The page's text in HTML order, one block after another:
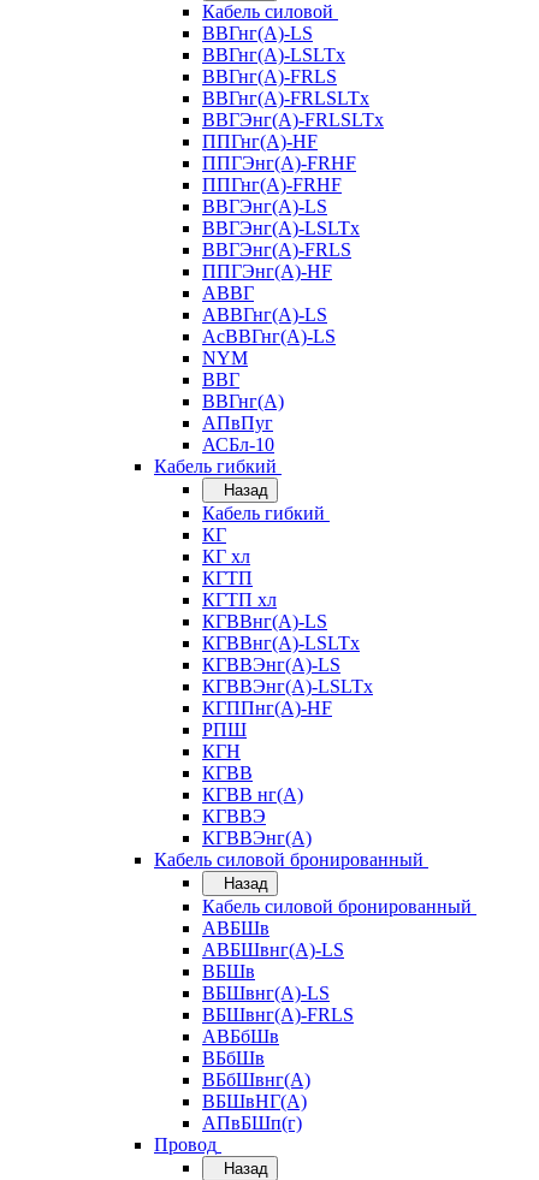
Кабель силовой
ВВГнг(А)-LS
ВВГнг(А)-LSLTx
ВВГнг(А)-FRLS
ВВГнг(А)-FRLSLTx
ВВГЭнг(А)-FRLSLTx
ППГнг(А)-HF
ППГЭнг(А)-FRHF
ППГнг(А)-FRHF
ВВГЭнг(А)-LS
ВВГЭнг(А)-LSLTx
ВВГЭнг(А)-FRLS
ППГЭнг(А)-HF
АВВГ
АВВГнг(А)-LS
АсВВГнг(А)-LS
NYM
ВВГ
ВВГнг(А)
АПвПуг
АСБл-10
Кабель гибкий
Назад
Кабель гибкий
КГ
КГ хл
КГТП
КГТП хл
КГВВнг(А)-LS
КГВВнг(А)-LSLTx
КГВВЭнг(А)-LS
КГВВЭнг(А)-LSLTx
КГППнг(А)-HF
РПШ
КГН
КГВВ
КГВВ нг(А)
КГВВЭ
КГВВЭнг(А)
Кабель силовой бронированный
Назад
Кабель силовой бронированный
АВБШв
АВБШвнг(А)-LS
ВБШв
ВБШвнг(А)-LS
ВБШвнг(А)-FRLS
АВБбШв
ВБбШв
ВБбШвнг(А)
ВБШвНГ(А)
АПвБШп(г)
Провод
Назад